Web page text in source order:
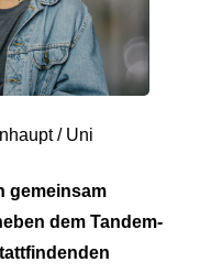
/ Uni
gemeinsam
dem Tandem-